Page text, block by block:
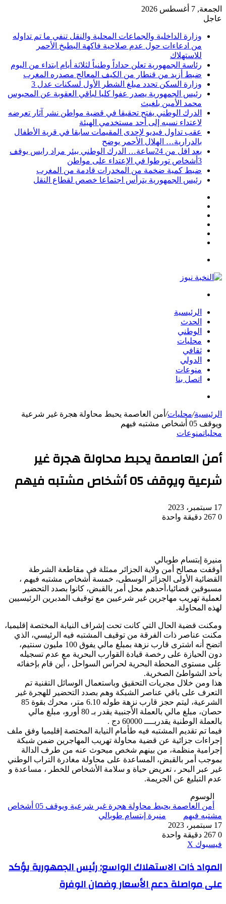
الجمعة, 7 أغسطس 2026
عاجل
وزارة الداخلية والجماعات المحلية والنقل تنفي ما تم تداوله
من ادعاءات حول عدم صلاحية فاكهة البطيخ الأحمر
للاستهلاك
رئاسة الجمهورية تعلن حداداً وطنياً لثلاثة أيام ابتداء من اليوم
ضبط أزيد من قنطار من الكيف المعالج مصدره المغرب
وزارة السكن تحدد مبلغ الشطر الأول لسكنات عدل 3
رئيس الجمهورية يصدر عفوا كليا لباقي العقوبة عن المحبوس
محمد الأمين بلغيث
الدرك الوطني يفتح تحقيقا في قضية مواطن نشر آثار تعرضه
لاعتداء نسبه إلى أحد مستخدمي الهيئة
عقب تداول فيديو لإحدى المقيمات سابقا في قرية الأطفال
بالدرارية… الهلال الأحمر يوضح
بعد اقل من 24ساعة… الدرك الوطني ببئر مراد رايس يوقف
3أشخاص تورطوا في الإعتداء على مواطن
ضبط كمية ضخمة من المخدرات قادمة من المغرب
رئيس الجمهورية يترأس اجتماعا خصص لقطاع النقل
الرئيسية
الحدث
الوطني
محليات
ثقافي
الدولي
منوعات
اتصل بنا
الرئيسية/محليات/ أمن العاصمة يحبط محاولة هجرة غير شرعية
ويوقف 05 أشخاص مشتبه فيهم
محلياتمنوعات
أمن العاصمة يحبط محاولة هجرة غير
شرعية ويوقف 05 أشخاص مشتبه فيهم
17 سبتمبر، 2023
0
دقيقة واحدة
منيرة إبتسام طوبالي
أوقفت مصالح أمن ولاية الجزائر ممثلة في مقاطعة الشرطة
القضائية الأولى الجزائر الوسطى، خمسة أشخاص مشتبه فيهم ،
مسبوقين قضائيا،أحدهم محل أمر بالقبض، كانوا بصدد التحضير
لعملية تهريب مهاجرين غير شرعيين مع توقيف المدبرين الرئيسيين
لهذه المحاولة.
ومكنت قضية الحال التي كانت تحت إشراف النيابة المختصة إقليميا،
مكنت عناصر ذات الفرقة من توقيف المشتبه فيه الرئيسي، الذي
اتضح أنه اشترى قارب نزهة بمبلغ مالي يفوق 100 مليون سنتيم،
دون الحيازة على رخصة قيادة القوارب البحرية مع عدم تسجيله
على مستوى المحطة البحرية لحراس السواحل ، أين قام بإخفائه
بأحد الشواطئ الصخرية.
هذا ومن خلال مجريات التحقيق وباستعمال الوسائل التقنية تم
التعرف على باقي عناصر الشبكة وهم بصدد التحضير للهجرة غير
الشرعية، ليتم حجز قارب نزهة طوله 6.10 متر، محرك بقوة 85
حصان، مبلغ مالي بالعملة الأجنبية يقدر بـ 80 أورو، مبلغ مالي
بالعملة الوطنية يقدربــــ 60000 دج .
فيما تم تقديم المشتبه فيه طأمام النيابة المختصة إقليميا وفق ملف
إجراءات جزائية عن قضية محاولة تهريب المهاجرين ضمن شبكة
إجرامية منظمة، من بينهم شخص مبحوث عنه من طرف الدالة
بموجب أمر بالقبض، المساعدة على محاولة مغادرة التراب الوطني
غير عبر البحر ، تعريض حياة و سلامة الأشخاص للخطر ، مساعدة و
عدم التبليغ عن الجريمة.
الوسوم
أمن العاصمة يحبط محاولة هجرة غير شرعية ويوقف 05 أشخاص
مشتبه فيهم
منيرة إبتسام طوبالي
17 سبتمبر، 2023
0
دقيقة واحدة
فيسبوك ‫X
المواد
ذات
الاستهلاك
الواسع:
المواد ذات الاستهلاك الواسع: رئيس الجمهورية يؤكد
على مواصلة دعم الأسعار وضمان الوفرة